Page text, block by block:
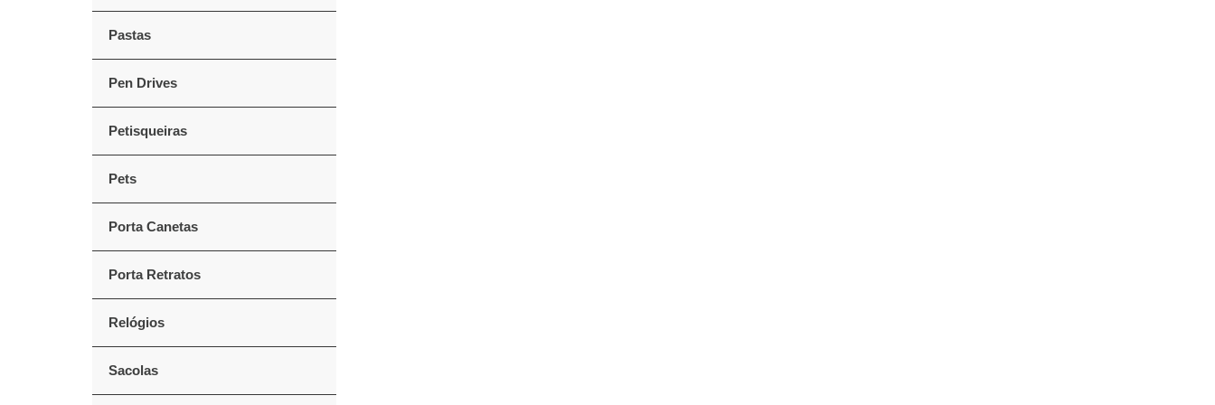
Pastas
Pen Drives
Petisqueiras
Pets
Porta Canetas
Porta Retratos
Relógios
Sacolas